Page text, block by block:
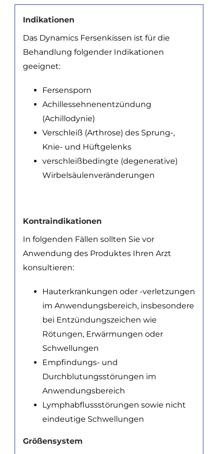
Indikationen
Das Dynamics Fersenkissen ist für die
Behandlung folgender Indikationen
geeignet:
Fersensporn
Achillessehnenentzündung
(Achillodynie)
Verschleiß (Arthrose) des Sprung-,
Knie- und Hüftgelenks
verschleißbedingte (degenerative)
Wirbelsäulenveränderungen
Kontraindikationen
In folgenden Fällen sollten Sie vor
Anwendung des Produktes Ihren Arzt
konsultieren:
Hauterkrankungen oder -verletzungen
im Anwendungsbereich, insbesondere
bei Entzündungszeichen wie
Rötungen, Erwärmungen oder
Schwellungen
Empfindungs- und
Durchblutungsstörungen im
Anwendungsbereich
Lymphabflussstörungen sowie nicht
eindeutige Schwellungen
Größensystem